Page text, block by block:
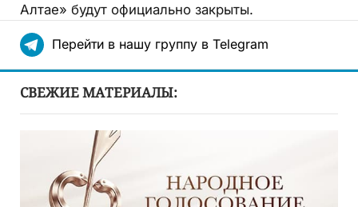
Алтае» будут официально закрыты.
Перейти в нашу группу в Telegram
СВЕЖИЕ МАТЕРИАЛЫ: